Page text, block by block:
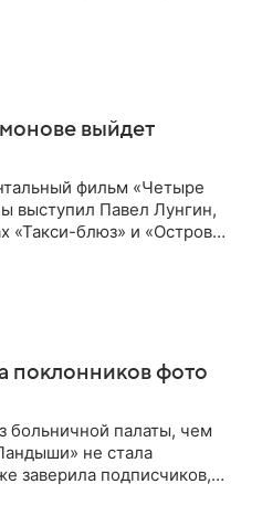
выйдет
фильм «Четыре
выступил Павел Лунгин,
«Такси-блюз» и «Остров».
поклонников фото
больничной палаты, чем
не стала
заверила подписчиков,